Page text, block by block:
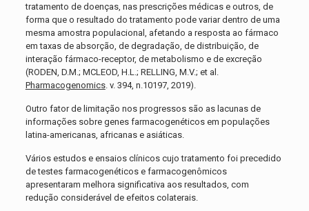
tratamento de doenças, nas prescrições médicas e outros, de
forma que o resultado do tratamento pode variar dentro de uma
mesma amostra populacional, afetando a resposta ao fármaco
em taxas de absorção, de degradação, de distribuição, de
interação fármaco-receptor, de metabolismo e de excreção
(RODEN, D.M.; MCLEOD, H.L.; RELLING, M.V.; et al.
Pharmacogenomics. v. 394, n.10197, 2019).
Outro fator de limitação nos progressos são as lacunas de
informações sobre genes farmacogenéticos em populações
latina-americanas, africanas e asiáticas.
Vários estudos e ensaios clínicos cujo tratamento foi precedido
de testes farmacogenéticos e farmacogenômicos
apresentaram melhora significativa aos resultados, com
redução considerável de efeitos colaterais.